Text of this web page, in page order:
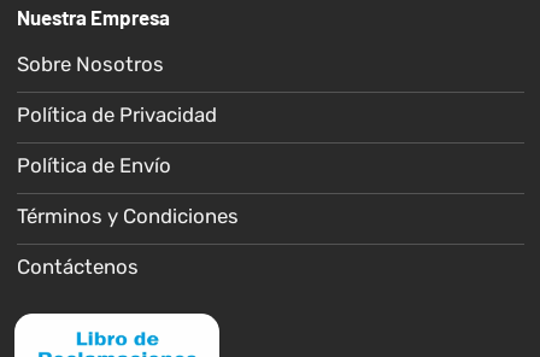
Nuestra Empresa
Sobre Nosotros
Política de Privacidad
Política de Envío
Términos y Condiciones
Contáctenos